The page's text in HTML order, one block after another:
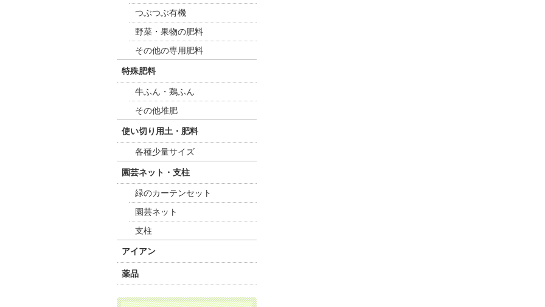
つぶつぶ有機
野菜・果物の肥料
その他の専用肥料
特殊肥料
牛ふん・鶏ふん
その他堆肥
使い切り用土・肥料
各種少量サイズ
園芸ネット・支柱
緑のカーテンセット
園芸ネット
支柱
アイアン
薬品